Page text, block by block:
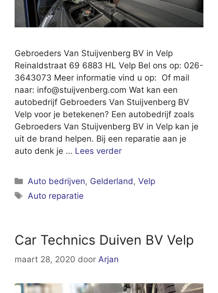
Gebroeders Van Stuijvenberg BV in Velp
Reinaldstraat 69 6883 HL Velp Bel ons op: 026-
3643073 Meer informatie vind u op: Of mail
naar: info@stuijvenberg.com Wat kan een
autobedrijf Gebroeders Van Stuijvenberg BV
Velp voor je betekenen? Een autobedrijf zoals
Gebroeders Van Stuijvenberg BV in Velp kan je
uit de brand helpen. Bij een reparatie aan je
auto denk je … Lees verder
Categorieën
Auto bedrijven, Gelderland ,Velp
Tags
Auto reparatie
Car Technics Duiven BV Velp
maart 28, 2020 door Arjan